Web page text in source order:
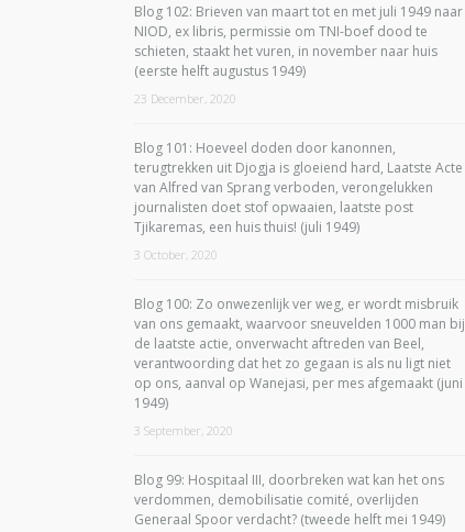
Blog 102: Brieven van maart tot en met juli 1949 naar
NIOD, ex libris, permissie om TNI-boef dood te
schieten, staakt het vuren, in november naar huis
(eerste helft augustus 1949)
23 December, 2020
Blog 101: Hoeveel doden door kanonnen,
terugtrekken uit Djogja is gloeiend hard, Laatste Acte
van Alfred van Sprang verboden, verongelukken
journalisten doet stof opwaaien, laatste post
Tjikaremas, een huis thuis! (juli 1949)
3 October, 2020
Blog 100: Zo onwezenlijk ver weg, er wordt misbruik
van ons gemaakt, waarvoor sneuvelden 1000 man bij
de laatste actie, onverwacht aftreden van Beel,
verantwoording dat het zo gegaan is als nu ligt niet
op ons, aanval op Wanejasi, per mes afgemaakt (juni
1949)
3 September, 2020
Blog 99: Hospitaal III, doorbreken wat kan het ons
verdommen, demobilisatie comité, overlijden
Generaal Spoor verdacht? (tweede helft mei 1949)